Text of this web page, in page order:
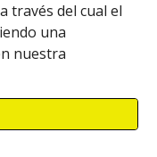
través del cual el
una
nuestra